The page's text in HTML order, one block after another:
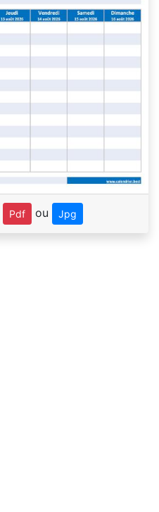
Pdf ou Jpg